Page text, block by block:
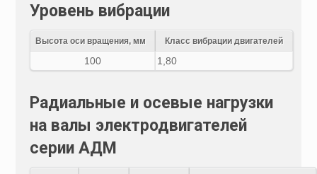
Уровень вибрации
Высота оси вращения, мм Класс вибрации двигателей
100 1,80
Радиальные и осевые нагрузки
на валы электродвигателей
серии АДМ